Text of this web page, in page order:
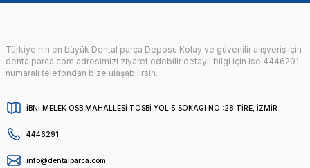
Türkiye’nin en büyük Dental parça Deposu Kolay ve güvenilir alışveriş için
dentalparca.com adresimizi ziyaret edebilir detaylı bilgi için ise 4446291
numaralı telefondan bize ulaşabilirsin.
İBNİ MELEK OSB MAHALLESİ TOSBİ YOL 5 SOKAGI NO :28 TİRE, İZMİR
4446291
info@dentalparca.com